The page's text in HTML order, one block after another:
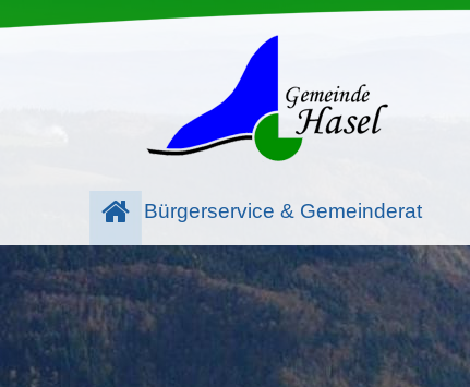
Bürgerservice & Gemeinderat